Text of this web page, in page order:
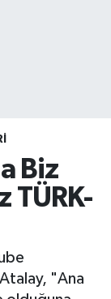
Biz
TÜRK-
"Ana